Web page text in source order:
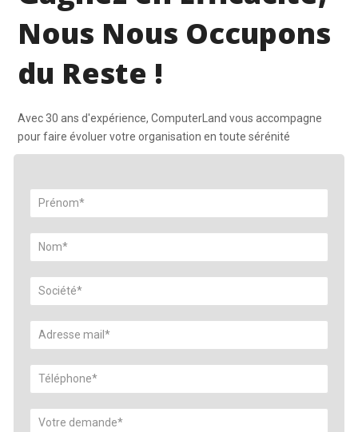
Nous Nous Occupons
du Reste !
Avec 30 ans d'expérience, ComputerLand vous accompagne
pour faire évoluer votre organisation en toute sérénité